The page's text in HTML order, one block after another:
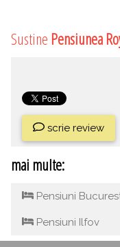
Sustine Pensiunea
scrie review
mai multe:
Pensiuni
Pensiuni Ilfov